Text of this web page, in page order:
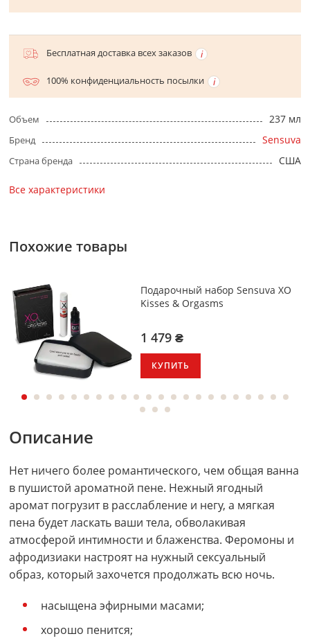
Бесплатная доставка всех заказов
100% конфиденциальность посылки
Объем 237 мл
Бренд Sensuva
Страна бренда США
Все характеристики
Похожие товары
Подарочный набор Sensuva XO
Kisses & Orgasms
1 479 ₴
КУПИТЬ
Описание
Нет ничего более романтического, чем общая ванна
в пушистой ароматной пене. Нежный ягодный
аромат погрузит в расслабление и негу, а мягкая
пена будет ласкать ваши тела, обволакивая
атмосферой интимности и блаженства. Феромоны и
афродизиаки настроят на нужный сексуальный
образ, который захочется продолжать всю ночь.
насыщена эфирными масами;
хорошо пенится;